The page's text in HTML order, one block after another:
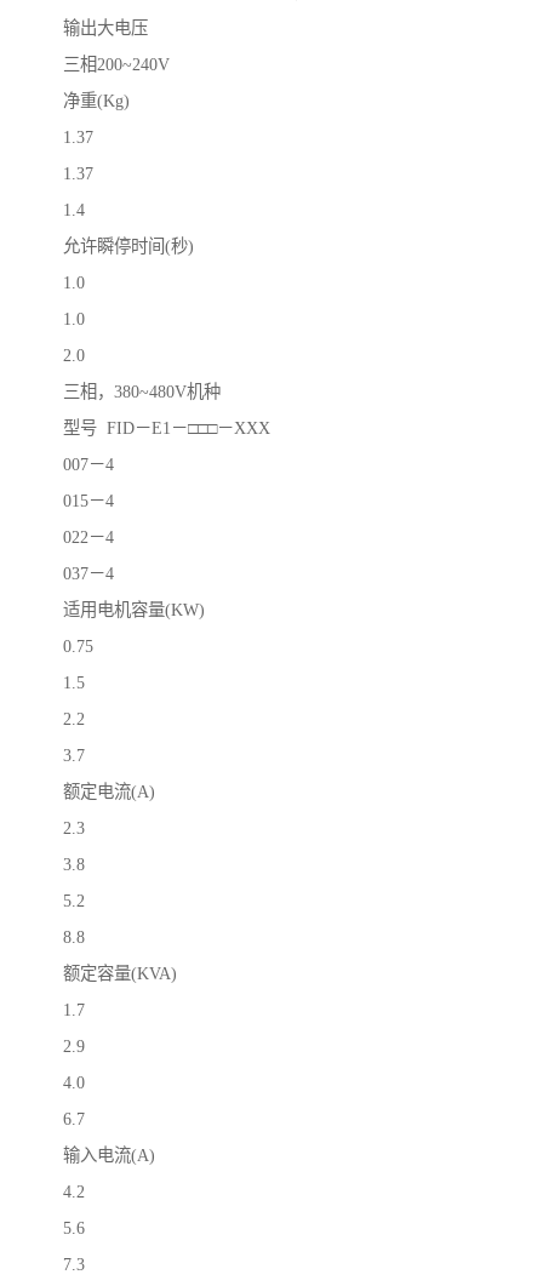
输出大电压
三相200~240V
净重(Kg)
1.37
1.37
1.4
允许瞬停时间(秒)
1.0
1.0
2.0
三相，380~480V机种
型号 FID－E1－□□□－XXX
007－4
015－4
022－4
037－4
适用电机容量(KW)
0.75
1.5
2.2
3.7
额定电流(A)
2.3
3.8
5.2
8.8
额定容量(KVA)
1.7
2.9
4.0
6.7
输入电流(A)
4.2
5.6
7.3